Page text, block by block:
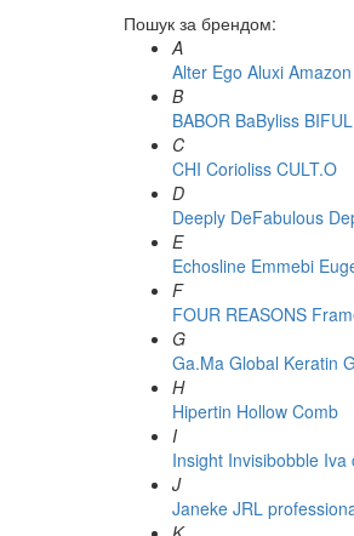
Пошук за брендом:
A
Alter Ego Aluxi
B
BABOR BaByliss
C
CHI Corioliss CULT.O
D
Deeply DeFabulous
E
Echosline Emmebi
F
FOUR REASONS
G
Ga.Ma Global Keratin
H
Hipertin Hollow Comb
I
Insight Invisibobble Iva
J
Janeke JRL